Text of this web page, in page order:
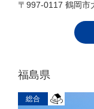
〒997-0117 鶴岡市
福島県
総合